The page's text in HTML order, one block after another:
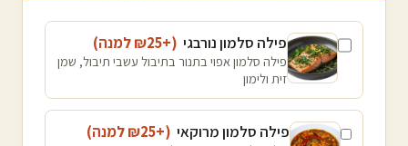
פילה סלמון נורבגי (+₪
25 למנה)
פילה סלמון אפוי בתנור בתיבול עשבי תיבול, שמן
זית ולימון
פילה סלמון מרוקאי (+₪
25 למנה)